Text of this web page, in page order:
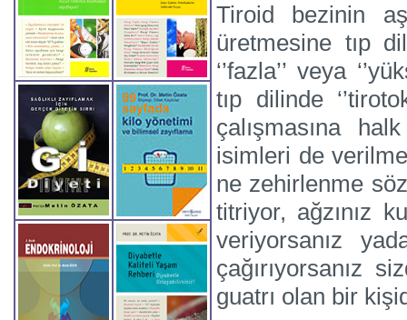
Tiroid bezinin
üretmesine tıp
‘’fazla’’ veya
tıp dilinde
çalışmasına
isimleri de
ne zehirlenme
titriyor, ağzınız
veriyorsanız
çağırıyorsanız
guatrı olan bir